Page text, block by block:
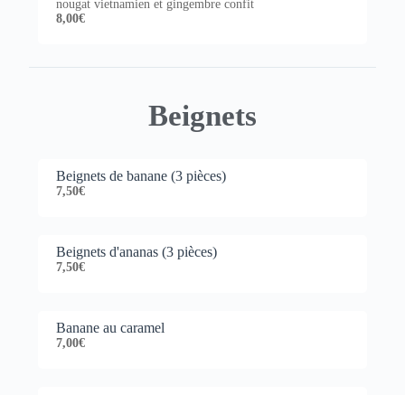
nougat vietnamien et gingembre confit
8,00€
Beignets
Beignets de banane (3 pièces)
7,50€
Beignets d'ananas (3 pièces)
7,50€
Banane au caramel
7,00€